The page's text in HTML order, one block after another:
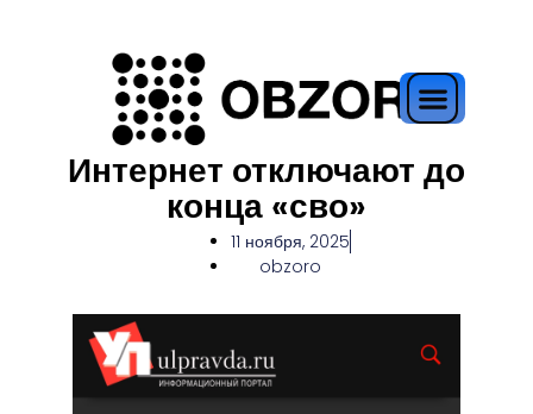
Интернет отключают до
конца «сво»
11 ноября, 2025
obzoro